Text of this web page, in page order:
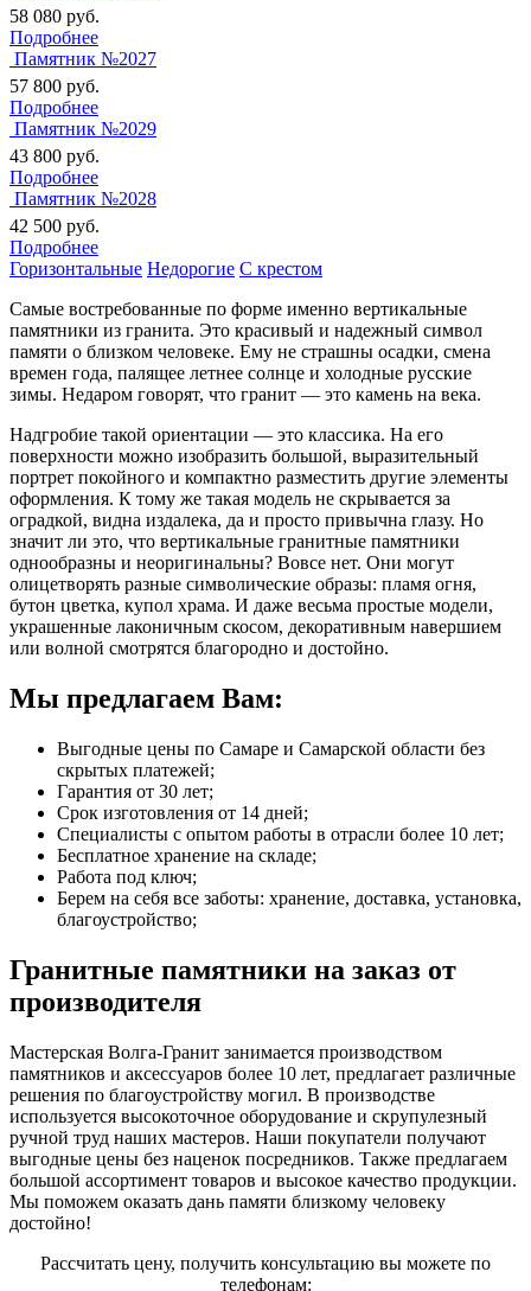
58 080 руб.
Подробнее
Памятник №2027
57 800 руб.
Подробнее
Памятник №2029
43 800 руб.
Подробнее
Памятник №2028
42 500 руб.
Подробнее
Горизонтальные Недорогие С крестом
Самые востребованные по форме именно вертикальные
памятники из гранита. Это красивый и надежный символ
памяти о близком человеке. Ему не страшны осадки, смена
времен года, палящее летнее солнце и холодные русские
зимы. Недаром говорят, что гранит — это камень на века.
Надгробие такой ориентации — это классика. На его
поверхности можно изобразить большой, выразительный
портрет покойного и компактно разместить другие элементы
оформления. К тому же такая модель не скрывается за
оградкой, видна издалека, да и просто привычна глазу. Но
значит ли это, что вертикальные гранитные памятники
однообразны и неоригинальны? Вовсе нет. Они могут
олицетворять разные символические образы: пламя огня,
бутон цветка, купол храма. И даже весьма простые модели,
украшенные лаконичным скосом, декоративным навершием
или волной смотрятся благородно и достойно.
Мы предлагаем Вам:
Выгодные цены по Самаре и Самарской области без
скрытых платежей;
Гарантия от 30 лет;
Срок изготовления от 14 дней;
Специалисты с опытом работы в отрасли более 10 лет;
Бесплатное хранение на складе;
Работа под ключ;
Берем на себя все заботы: хранение, доставка, установка,
благоустройство;
Гранитные памятники на заказ от
производителя
Мастерская Волга-Гранит занимается производством
памятников и аксессуаров более 10 лет, предлагает различные
решения по благоустройству могил. В производстве
используется высокоточное оборудование и скрупулезный
ручной труд наших мастеров. Наши покупатели получают
выгодные цены без наценок посредников. Также предлагаем
большой ассортимент товаров и высокое качество продукции.
Мы поможем оказать дань памяти близкому человеку
достойно!
Рассчитать цену, получить консультацию вы можете по
телефонам: